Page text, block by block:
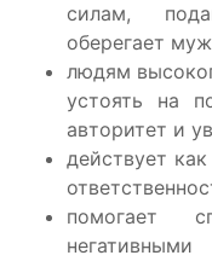
силам,
оберегает
людям
устоять на
авторитет и
действует
помогает